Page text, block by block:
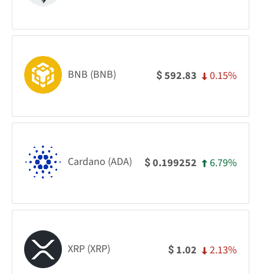
BNB (BNB) $592.83 0.15%
Cardano (ADA) $0.199252 6.79%
XRP (XRP) $ 1.02 2.13%